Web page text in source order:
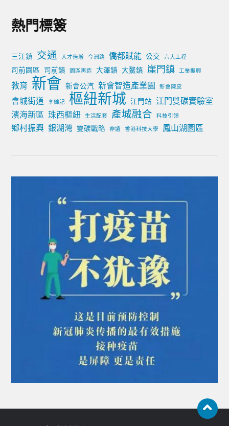
熱門標簽
三江鎮 交通 人才倍增 今洲路 僑都賦能 公交 六大工程
司前園區 司前鎮 園區再造 大澤鎮 大鰲鎮 崖門鎮 工業振興
教育 新會 新會公汽 新會智造產業園 新會陳皮
會城街道 李錦記 樞紐新城 江門站
江門雙碳實驗室
濱海新區 珠西樞紐 生活配套 產城融合 科技引領
鄉村振興 銀湖灣 雙碳戰略 非遺 香港科技大學 鳳山湖園區